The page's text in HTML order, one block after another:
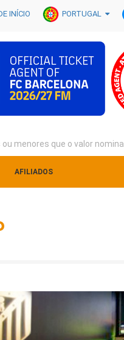
PORTUGAL
INÍCIO
menores que o valor nominal.
AFILIADOS